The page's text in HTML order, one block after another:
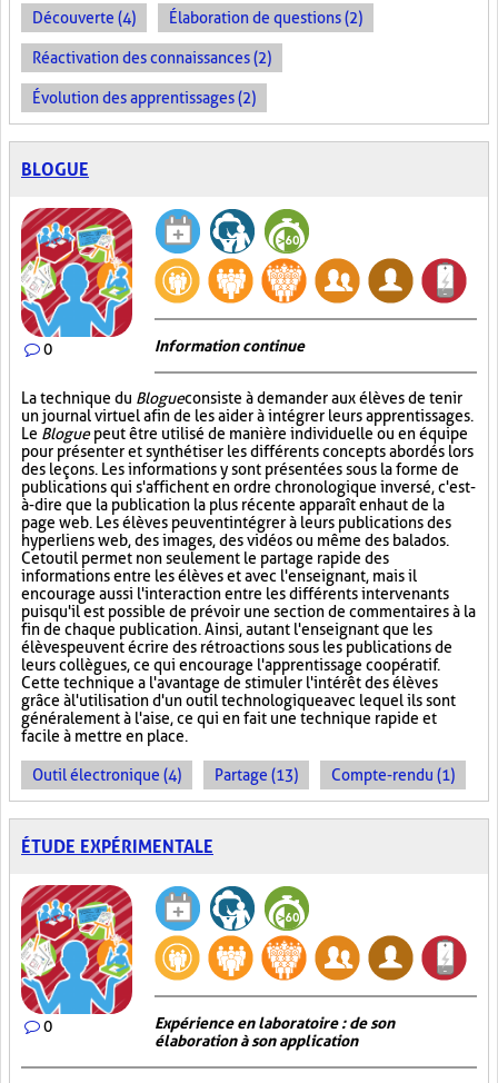
Découverte (4) Élaboration de questions (2)
Réactivation des connaissances (2)
Évolution des apprentissages (2)
BLOGUE
0 Information continue
La technique du Blogueconsiste à demander aux élèves de tenir
un journal virtuel afin de les aider à intégrer leurs apprentissages.
Le Bloguepeut être utilisé de manière individuelle ou en équipe
pour présenter et synthétiser les différents concepts abordés lors
des leçons. Les informations y sont présentées sous la forme de
publications qui s'affichent en ordre chronologique inversé, c'est-
à-dire que la publication la plus récente apparaît en haut de la
page web. Les élèves peuvent intégrer à leurs publications des
hyperliens web, des images, des vidéos ou même des balados.
Cet outil permet non seulement le partage rapide des
informations entre les élèves et avec l'enseignant, mais il
encourage aussi l'interaction entre les différents intervenants
puisqu'il est possible de prévoir une section de commentaires à la
fin de chaque publication. Ainsi, autant l'enseignant que les
élèves peuvent écrire des rétroactions sous les publications de
leurs collègues, ce qui encourage l'apprentissage coopératif.
Cette technique a l'avantage de stimuler l'intérêt des élèves
grâce à l'utilisation d'un outil technologique avec lequel ils sont
généralement à l'aise, ce qui en fait une technique rapide et
facile à mettre en place.
Outil électronique (4) Partage (13) Compte-rendu (1)
ÉTUDE EXPÉRIMENTALE
0
Expérience en laboratoire : de son
élaboration à son application